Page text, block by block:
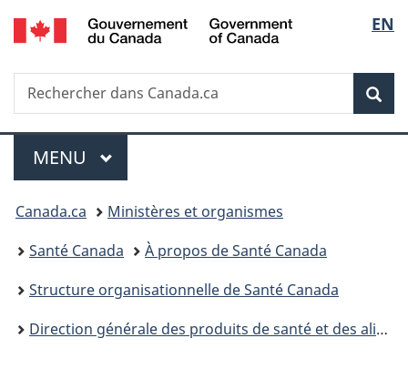
Passer
au
principal
Passer
à
Au
du
Passer
à
version
simplifiée
de
la
EN
Recherche
Rechercher
dans
Menu
MENU PRINCIPAL
Vous
êtes
ici :
Canada.ca
Ministères et organismes
Santé Canada
À propos de Santé Canada
Structure organisationnelle de Santé Canada
Direction générale des produits de santé et des aliments